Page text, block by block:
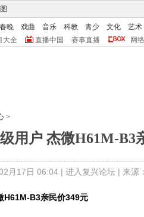
春晚 戏曲 音乐 科教 青少 文化 艺术
大全 直播中国 赛事直播 网
>
用户 杰微H61M-B3
月17日 06:04 | 进入复兴论坛| 来源
H61M-B3亲民价349元